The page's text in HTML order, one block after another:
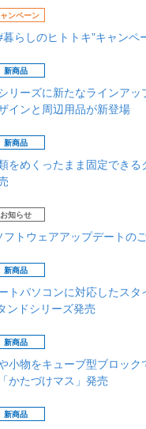
ンペーン
暮らしのヒトトキ”キャンペ
新商品
リーズに新たなラインアッ
インと周辺用品が新登場
新商品
をめくったまま固定できる
お知らせ
フトウェアアップデートの
新商品
トパソコンに対応したスタ
ンドシリーズ発売
新商品
小物をキューブ型ブロック
かたづけマス」発売
新商品